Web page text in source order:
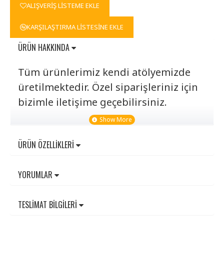
ALIŞVERIŞ LISTEME EKLE
KARŞILAŞTIRMA LISTESINE EKLE
ÜRÜN HAKKINDA
Tüm ürünlerimiz kendi atölyemizde
üretilmektedir. Özel siparişleriniz için
bizimle iletişime geçebilirsiniz.
ÜRÜN ÖZELLIKLERI
YORUMLAR
TESLIMAT BILGILERI